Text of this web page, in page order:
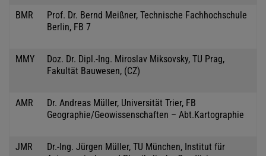
BMR
Prof. Dr. Bernd Meißner, Technische Fachhochschule
Berlin, FB 7
MMY
Doz. Dr. Dipl.-Ing. Miroslav Miksovsky, TU Prag,
Fakultät Bauwesen, (CZ)
AMR
Dr. Andreas Müller, Universität Trier, FB
Geographie/Geowissenschaften – Abt.Kartographie
JMR
Dr.-Ing. Jürgen Müller, TU München, Institut für